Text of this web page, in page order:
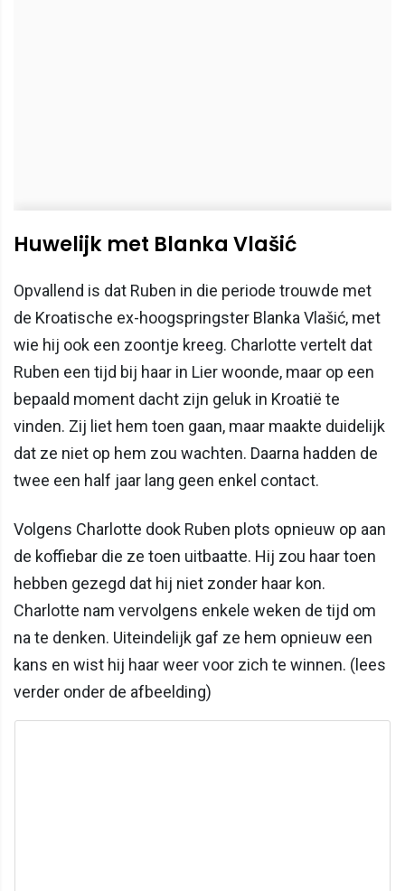
Huwelijk met Blanka Vlašić
Opvallend is dat Ruben in die periode trouwde met
de Kroatische ex-hoogspringster Blanka Vlašić, met
wie hij ook een zoontje kreeg. Charlotte vertelt dat
Ruben een tijd bij haar in Lier woonde, maar op een
bepaald moment dacht zijn geluk in Kroatië te
vinden. Zij liet hem toen gaan, maar maakte duidelijk
dat ze niet op hem zou wachten. Daarna hadden de
twee een half jaar lang geen enkel contact.
Volgens Charlotte dook Ruben plots opnieuw op aan
de koffiebar die ze toen uitbaatte. Hij zou haar toen
hebben gezegd dat hij niet zonder haar kon.
Charlotte nam vervolgens enkele weken de tijd om
na te denken. Uiteindelijk gaf ze hem opnieuw een
kans en wist hij haar weer voor zich te winnen. (lees
verder onder de afbeelding)